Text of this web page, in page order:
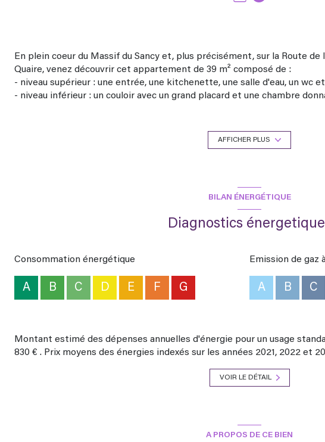
En plein coeur du Massif du Sancy et, plus précisément, sur la Route de
Quaire, venez découvrir cet appartement de 39 m² composé de :
- niveau supérieur : une entrée, une kitchenette, une salle d'eau, un wc
- niveau inférieur : un couloir avec un grand placard et une chambre
La copropriété est reliée au tout à l'égout. Le chauffage commun et la
communes) et les consommations privatives (électricité, chauffage, eau
La taxe foncière s'élève à 347 € et la taxe d'habitation à 441 €.
Zone de Sismicité Faible : 2/5. Potentiel Radon Significatif : 3/3. Argile :
Pour toutes informations complémentaires ou l'organisation d'une
gaelle.clamadieu@agencehautedordogne.fr
AFFICHER PLUS
BILAN ÉNERGÉTIQUE
Diagnostics
Consommation énergétique
A B C D E F G
Emission de gaz
A B C
Montant estimé des dépenses annuelles d'énergie pour un usage
830 € . Prix moyens des énergies indexés sur les années 2021, 2022 et
VOIR LE DÉTAIL
A PROPOS DE CE BIEN